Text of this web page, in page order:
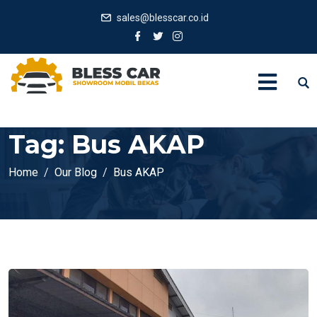
sales@blesscar.co.id
Tag: Bus AKAP
Home Our Blog Bus AKAP